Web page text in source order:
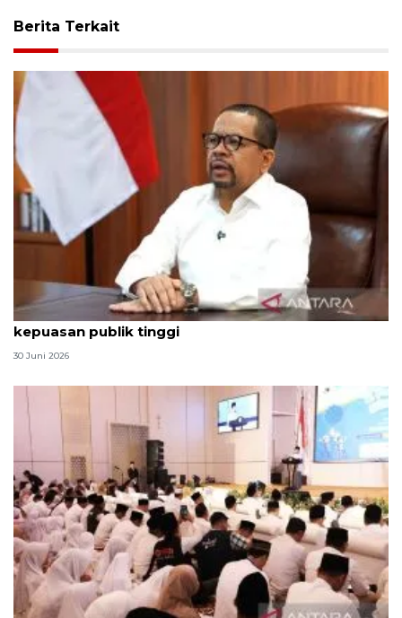
Berita Terkait
Qodari: Pemerintah tak puas diri meski tingkat
kepuasan publik tinggi
30 Juni 2026